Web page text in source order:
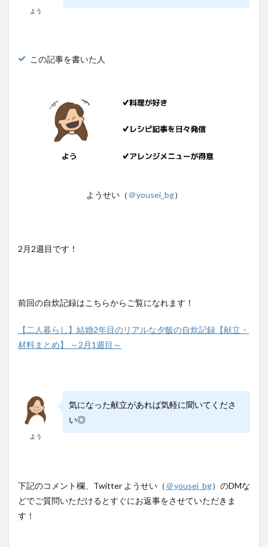
よう
この記事を書いた人
ようせい（ ＠yousei_bg）
2月2週目です！
前回の自炊記録はこちらからご覧になれます！
【二人暮らし】結婚2年目のリアルな夕飯の自炊記録【献立・
材料まとめ】 ～2月1週目～
よう
気になった献立があれば気軽に聞いてくださ
い◎
下記のコメント欄、Twitter ようせい（ ＠yousei_bg）のDMな
どでご質問いただけるとすぐにお返事をさせていただきま
す！